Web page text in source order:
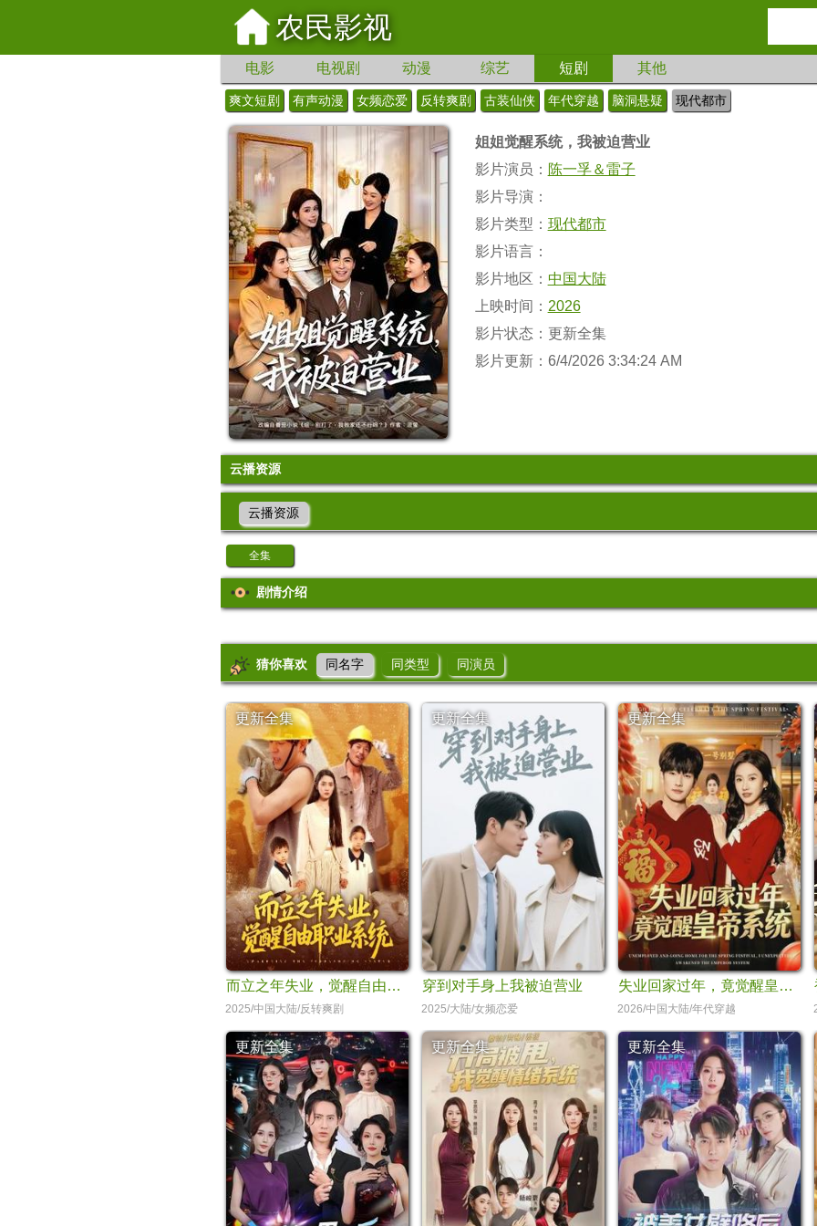
农民影视
电影 电视剧 动漫 综艺 短剧 其他
爽文短剧 有声动漫 女频恋爱 反转爽剧 古装仙侠 年代穿越 脑洞悬疑 现代都市
姐姐觉醒系统，我被迫营业
影片演员： 陈一孚＆雷子
影片导演：
影片类型： 现代都市
影片语言：
影片地区： 中国大陆
上映时间： 2026
影片状态：更新全集
影片更新：6/4/2026 3:34:24 AM
云播资源
云播资源
全集
剧情介绍
猜你喜欢 同名字 同类型 同演员
更新全集
而立之年失业，觉醒自由职业系统
2025/中国大陆/反转爽剧
更新全集
穿到对手身上我被迫营业
2025/大陆/女频恋爱
更新全集
失业回家过年，竟觉醒皇帝系统
2026/中国大陆/年代穿越
更新全集 更新全集 更新全集